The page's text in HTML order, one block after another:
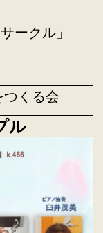
ークル」
つくる会
ル